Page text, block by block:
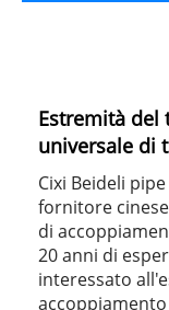
Estremità del
universale di
Cixi Beideli
fornitore
di
20 anni di
interessato